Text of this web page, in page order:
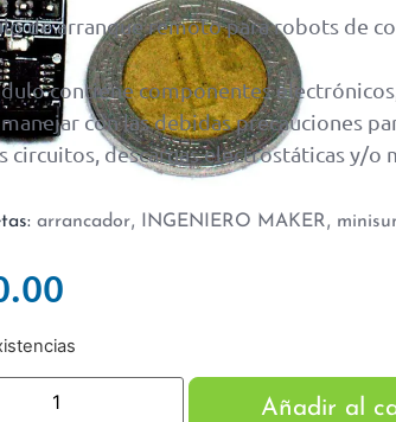
de arranque remoto para robots de
contiene componentes
con las debidas precauciones
circuitos, descargas electrostáticas y/o
arrancador, INGENIERO MAKER,
Añadir al